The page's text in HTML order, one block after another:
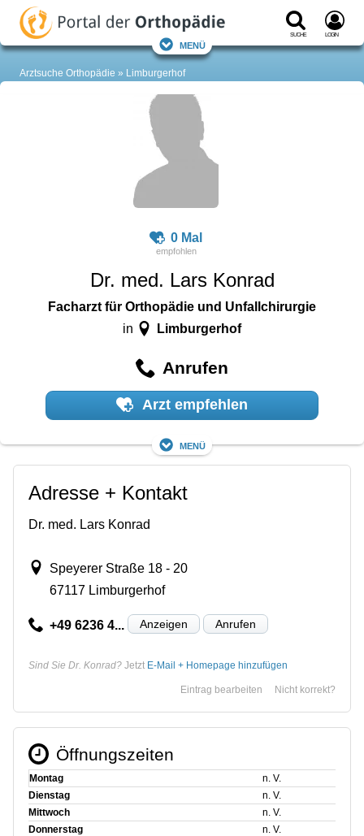
Suche Login
Menü
Arztsuche Orthopädie Limburgerhof
0 Mal
Dr. med. Lars Konrad
Facharzt für Orthopädie und Unfallchirurgie
in Limburgerhof
Anrufen
Arzt empfehlen
Menü
Adresse + Kontakt
Dr. med. Lars Konrad
Speyerer Straße 18 - 20
67117 Limburgerhof
+49 6236 4... Anzeigen Anrufen
Sind Sie Dr. Konrad? Jetzt E-Mail + Homepage hinzufügen
Nicht korrekt?
Eintrag bearbeiten
Öffnungszeiten
Montag
n. V.
Dienstag
n. V.
Mittwoch
n. V.
Donnerstag
n. V.